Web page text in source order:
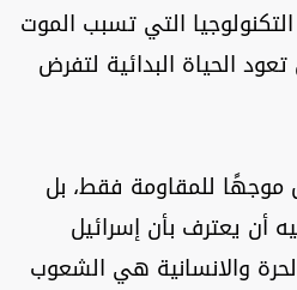
التي تسبب الموت
الحياة البدائية لتفرض
موجهًا للمقاومة فقط، بل
أن يعترف بأن إسرائيل
والانسانية هي الشعوب